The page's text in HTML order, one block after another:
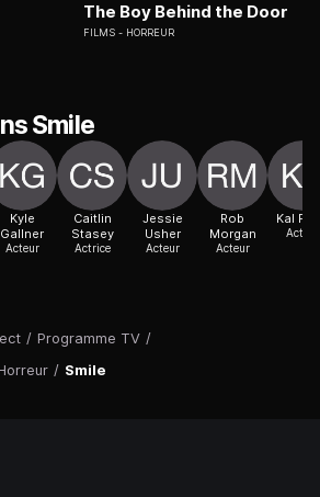
/ Programme TV /
/ Smile
The Boy Behind the Door
FILMS HORREUR
Smile
Kyle
Gallner
Acteur
Caitlin
Stasey
Actrice
Jessie
Usher
Acteur
Rob
Morgan
Acteur
Kal
Acteur